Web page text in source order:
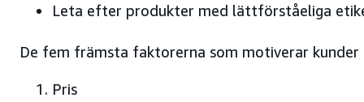
Leta efter produkter med lättförståeliga
De fem främsta faktorerna som motiverar kunder
Pris